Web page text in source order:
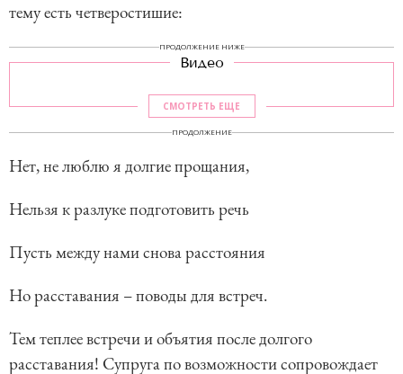
тему есть четверостишие:
ПРОДОЛЖЕНИЕ НИЖЕ
Видео
СМОТРЕТЬ ЕЩЕ
ПРОДОЛЖЕНИЕ
Нет, не люблю я долгие прощания,
Нельзя к разлуке подготовить речь
Пусть между нами снова расстояния
Но расставания – поводы для встреч.
Тем теплее встречи и объятия после долгого
расставания! Супруга по возможности сопровождает